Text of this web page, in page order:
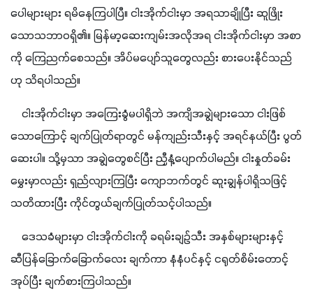
ပေါများများ ရမိနေကြပါပြီ။ ငါးအိုက်ငါးမှာ အရသာချိုပြီး ဆူဖြိုး
သောသဘာဝရှိ၏။ မြန်မာ့ဆေးကျမ်းအလိုအရ ငါးအိုက်ငါးမှာ အစာ
ကို ကြေညက်စေသည်။ အိပ်မပျော်သူတွေလည်း စားပေးနိုင်သည်
ဟု သိရပါသည်။
ငါးအိုက်ငါးမှာ အကြေးခွံမပါရှိဘဲ အကျိအချွဲများသော ငါးဖြစ်
သောကြောင့် ချက်ပြုတ်ရာတွင် မန်ကျည်းသီးနှင့် အရင်နယ်ပြီး ပွတ်
ဆေးပါ။ သို့မှသာ အချွဲတွေစင်ပြီး ညှီနံ့ပျောက်ပါမည်။ ငါးနှုတ်ခမ်း
မွှေးမှာလည်း ရှည်လျားကြပြီး ကျောဘက်တွင် ဆူးချွန်ပါရှိသဖြင့်
သတိထားပြီး ကိုင်တွယ်ချက်​ပြုတ်သင့်ပါသည်။
ဒေသခံများမှာ ငါးအိုက်ငါးကို ခရမ်းချဉ်သီး အနှစ်များများနှင့်
ဆီပြန်ခြောက်ခြောက်လေး ချက်ကာ နံနံပင်နှင့် ငရုတ်စိမ်းတောင့်
အုပ်ပြီး ချက်စားကြပါသည်။